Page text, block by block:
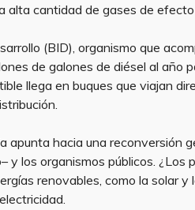
cantidad de gases de efecto
(BID), organismo que
de galones de diésel al año
llega en buques que viajan
hacia una reconversión
y los organismos públicos. ¿Los
renovables, como la solar y